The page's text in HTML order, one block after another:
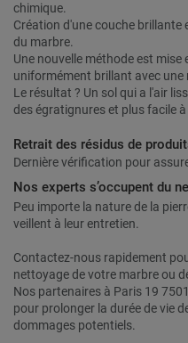
chimique.
Création d'une couche
du marbre.
Une nouvelle méthode est
uniformément brillant avec une
Le résultat ? Un sol qui a l'air
des égratignures et plus facile
Retrait des résidus de
Dernière vérification pour
Nos experts s’occupent du
Peu importe la nature de la
veillent à leur entretien.
Contactez-nous rapidement
nettoyage de votre marbre ou
Nos partenaires à Paris 19
pour prolonger la durée de vie
dommages potentiels.